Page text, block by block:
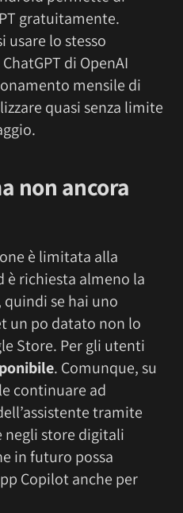
gratuitamente.
usare lo stesso
di OpenAI
mensile di
quasi senza limite
non ancora
è limitata alla
è richiesta almeno la
se hai uno
un po datato non lo
Store. Per gli utenti
. Comunque, su
continuare ad
tramite
negli store digitali
in futuro possa
Copilot anche per